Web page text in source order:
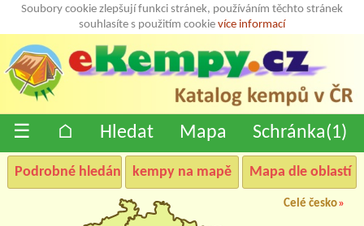
Soubory cookie zlepšují funkci stránek, používáním těchto stránek
souhlasíte s použitím cookie více informací
☰ ⌂ Hledat Mapa Schránka(1)
Podrobné hledání kempy na mapě Mapa dle oblastí
Celé česko»